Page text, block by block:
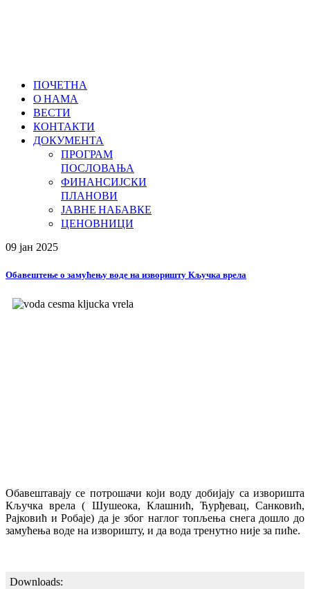
ПОЧЕТНА
О НАМА
ВЕСТИ
КОНТАКТИ
ДОКУМЕНТА
ПРОГРАМ
ПОСЛОВАЊА
ФИНАНСИЈСКИ
ПЛАНОВИ
ЈАВНЕ НАБАВКЕ
ЦЕНОВНИЦИ
09 јан 2025
Обавештење о замућењу воде на изворишту Кључка врела
Обавештавају се потрошачи који воду добијају са изворишта
Кључка врела ( Шушеока, Клашнић, Ћурђевац, Санковић,
Рајковић и Робаје) да је због наглог топљења снега дошло до
замућења воде на изворишту, и да вода тренутно није за пиће.
Downloads: